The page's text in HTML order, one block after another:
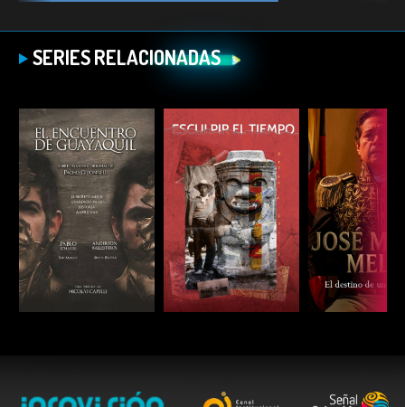
SERIES RELACIONADAS
ESCUCHAR ESCUCHAR